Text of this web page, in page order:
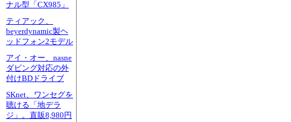
ナル型「CX985」
ティアック、
beyerdynamic製ヘ
ッドフォン2モデル
アイ・オー、nasne
ダビング対応の外
付けBDドライブ
SKnet、ワンセグを
聴ける「地デラ
ジ」。直販8,980円